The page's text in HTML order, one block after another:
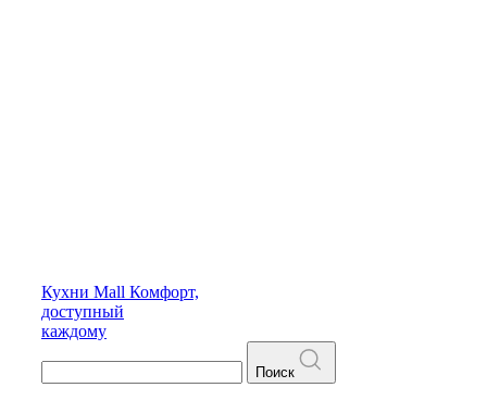
Кухни Mall Комфорт,
доступный
каждому
Поиск